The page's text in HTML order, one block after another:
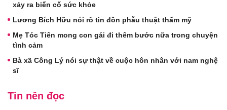
xảy ra biến cố sức khỏe
Lương Bích Hữu nói rõ tin đồn phẫu thuật thẩm mỹ
Mẹ Tóc Tiên mong con gái đi thêm bước nữa trong chuyện
tình cảm
Bà xã Công Lý nói sự thật về cuộc hôn nhân với nam nghệ
sĩ
Tin nên đọc